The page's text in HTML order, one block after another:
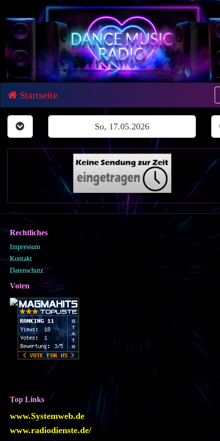
Startseite
So, 17.05.2026
Rechtliches
Impressum
Kontakt
Datenschutz
Voten
Top Links
www.Systemweb.de
www.radiodienste.de/